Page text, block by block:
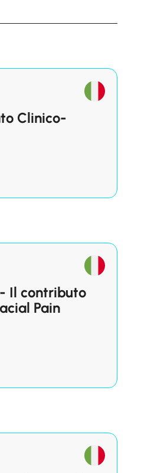
Clinico-
Il contributo
Pain